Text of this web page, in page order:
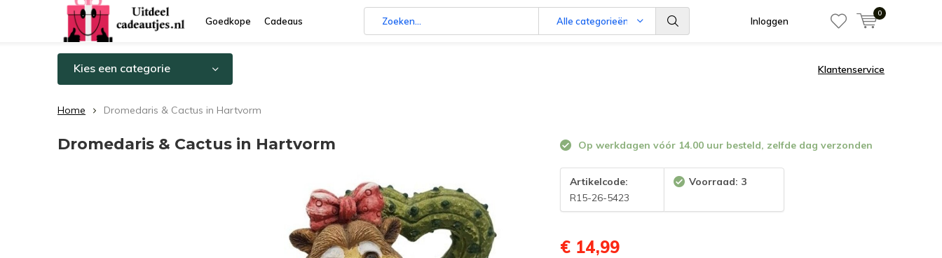
Goedkope Cadeaus Alle categorieën Inloggen
0
Kies een categorie Klantenservice
Home Dromedaris & Cactus in Hartvorm
Dromedaris & Cactus in Hartvorm Op werkdagen vóór 14.00 uur besteld, zelfde dag verzonden
Artikelcode:
R15-26-5423
Voorraad: 3
€ 14,99